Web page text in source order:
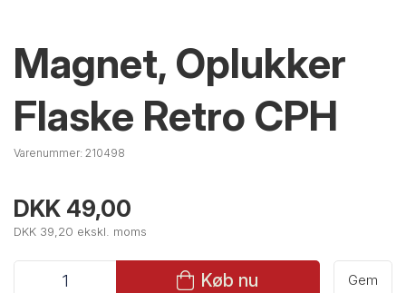
Magnet, Oplukker
Flaske Retro CPH
Varenummer: 210498
DKK 49,00
DKK 39,20 ekskl. moms
Køb nu Gem